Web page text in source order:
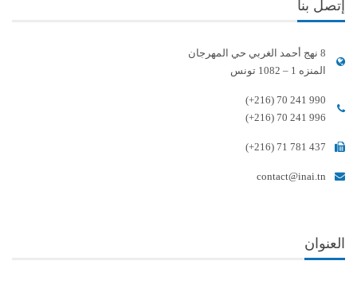
إتصل بنا
8 نهج أحمد الغربي حي المهرجان
المنزه 1 – 1082 تونس
(+216) 70 241 990
(+216) 70 241 996
(+216) 71 781 437
contact@inai.tn
العنوان